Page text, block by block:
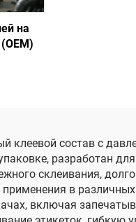
на
клеевой состав с
разработан для
склеивания,
применения в различных
включая